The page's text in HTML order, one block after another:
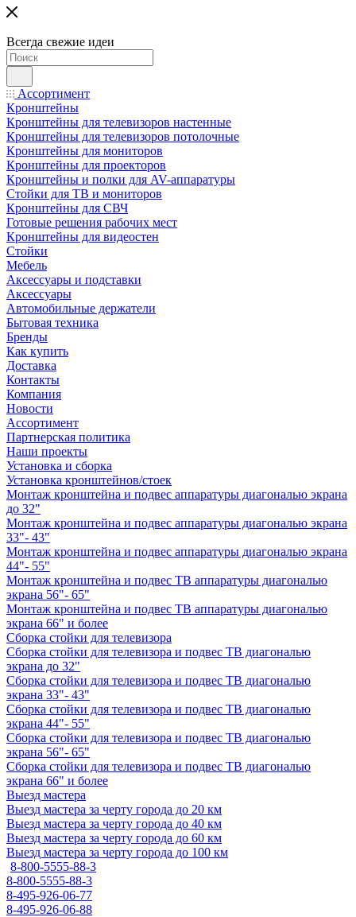
Всегда свежие идеи
Ассортимент
Кронштейны
Кронштейны для телевизоров настенные
Кронштейны для телевизоров потолочные
Кронштейны для мониторов
Кронштейны для проекторов
Кронштейны и полки для AV-аппаратуры
Стойки для ТВ и мониторов
Кронштейны для СВЧ
Готовые решения рабочих мест
Кронштейны для видеостен
Стойки
Мебель
Аксессуары и подставки
Аксессуары
Автомобильные держатели
Бытовая техника
Бренды
Как купить
Доставка
Контакты
Компания
Новости
Ассортимент
Партнерская политика
Наши проекты
Установка и сборка
Установка кронштейнов/стоек
Монтаж кронштейна и подвес аппаратуры диагональю экрана
до 32"
Монтаж кронштейна и подвес аппаратуры диагональю экрана
33"- 43"
Монтаж кронштейна и подвес аппаратуры диагональю экрана
44"- 55"
Монтаж кронштейна и подвес ТВ аппаратуры диагональю
экрана 56"- 65"
Монтаж кронштейна и подвес ТВ аппаратуры диагональю
экрана 66" и более
Сборка стойки для телевизора
Сборка стойки для телевизора и подвес ТВ диагональю
экрана до 32"
Сборка стойки для телевизора и подвес ТВ диагональю
экрана 33"- 43"
Сборка стойки для телевизора и подвес ТВ диагональю
экрана 44"- 55"
Сборка стойки для телевизора и подвес ТВ диагональю
экрана 56"- 65"
Сборка стойки для телевизора и подвес ТВ диагональю
экрана 66" и более
Выезд мастера
Выезд мастера за черту города до 20 км
Выезд мастера за черту города до 40 км
Выезд мастера за черту города до 60 км
Выезд мастера за черту города до 100 км
8-800-5555-88-3
8-800-5555-88-3
8-495-926-06-77
8-495-926-06-88